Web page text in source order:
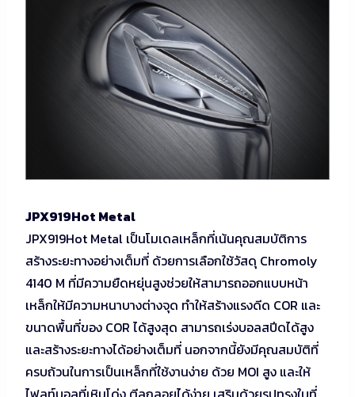
JPX919Hot Metal
JPX919Hot Metal เป็นโมเดลเหล็กที่เน้นคุณสมบัติการ
สร้างระยะทางอย่างเต็มที่ ด้วยการเลือกใช้วัสดุ Chromoly
4140 M ที่มีความยืดหยุ่นสูงช่วยให้สามารถออกแบบหน้า
เหล็กให้มีความหนาบางต่างจุด ทำให้สร้างแรงดีด COR และ
ขนาดพื้นที่ของ COR ได้สูงสุด สามารถเร่งบอลสปีดได้สูง
และสร้างระยะทางได้อย่างเต็มที่ นอกจากนี้ยังมีคุณสมบัติที่
ครบถ้วนในการเป็นเหล็กที่ใช้งานง่าย ด้วย MOI สูง และให้